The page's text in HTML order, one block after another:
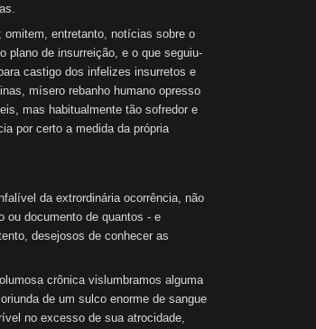
entretanto, notícias sobre o
plano de insurreição, e o que seguiu-
castigo dos infelizes insurretos e
mísero rebanho humano opresso
mas habitualmente tão sofredor e
por certo a medida da própria
da extrordinária ocorrência, não
ou documento de quantos - e
desejosos de conhecer as
crônica vislumbramos alguma
de um sulco enorme de sangue
no excesso de sua atrocidade,